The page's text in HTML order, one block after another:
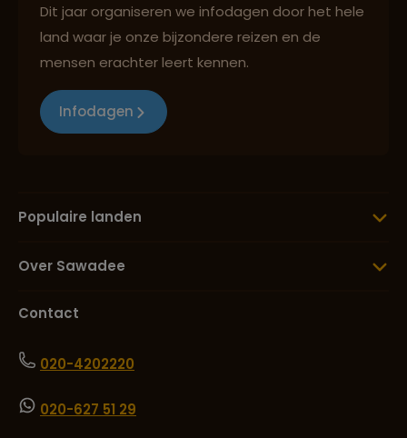
Dit jaar organiseren we infodagen door het hele
land waar je onze bijzondere reizen en de
mensen erachter leert kennen.
Infodagen
Populaire landen
Over Sawadee
Contact
020-4202220
020-627 51 29